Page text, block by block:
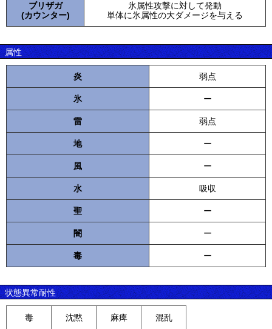
ブリザガ
(カウンター)
氷属性攻撃に対して発動
単体に氷属性の大ダメージを与える
属性
炎 弱点
氷 ー
雷 弱点
地 ー
風 ー
水 吸収
聖 ー
闇 ー
毒 ー
状態異常耐性
毒 沈黙 麻痺 混乱